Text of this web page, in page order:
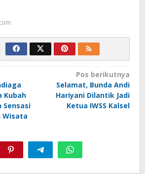
Kubah
Sensasi
Wisata
Pos berikutnya
Selamat, Bunda Andi
Hariyani Dilantik Jadi
Ketua IWSS Kalsel